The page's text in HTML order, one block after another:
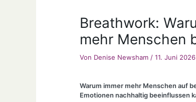
Breathwork:
mehr Menschen
Von Denise Newsham / 11. Juni 2026
Warum immer mehr Menschen auf
Emotionen nachhaltig beeinflussen